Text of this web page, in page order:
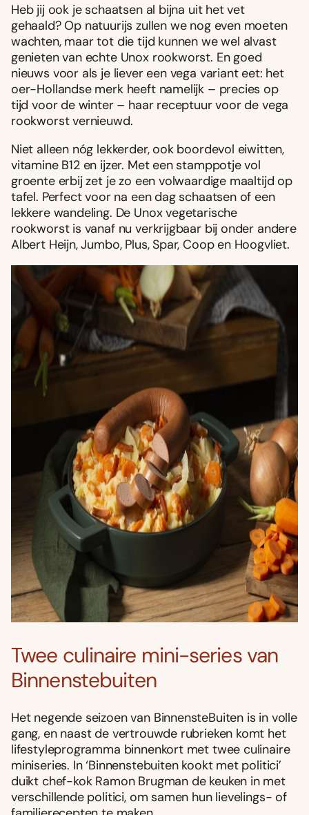
Heb jij ook je schaatsen al bijna uit het vet
gehaald? Op natuurijs zullen we nog even moeten
wachten, maar tot die tijd kunnen we wel alvast
genieten van echte Unox rookworst. En goed
nieuws voor als je liever een vega variant eet: het
oer-Hollandse merk heeft namelijk – precies op
tijd voor de winter – haar receptuur voor de vega
rookworst vernieuwd.
Niet alleen nóg lekkerder, ook boordevol eiwitten,
vitamine B12 en ijzer. Met een stamppotje vol
groente erbij zet je zo een volwaardige maaltijd op
tafel. Perfect voor na een dag schaatsen of een
lekkere wandeling. De Unox vegetarische
rookworst is vanaf nu verkrijgbaar bij onder andere
Albert Heijn, Jumbo, Plus, Spar, Coop en Hoogvliet.
Twee culinaire mini-series van
Binnenstebuiten
Het negende seizoen van BinnensteBuiten is in volle
gang, en naast de vertrouwde rubrieken komt het
lifestyleprogramma binnenkort met twee culinaire
miniseries. In ‘Binnenstebuiten kookt met politici’
duikt chef-kok Ramon Brugman de keuken in met
verschillende politici, om samen hun lievelings- of